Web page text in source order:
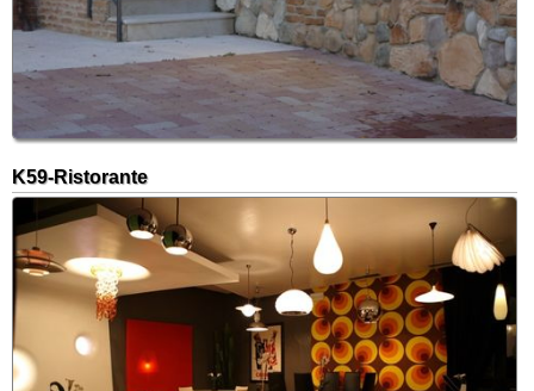
K59-Ristorante